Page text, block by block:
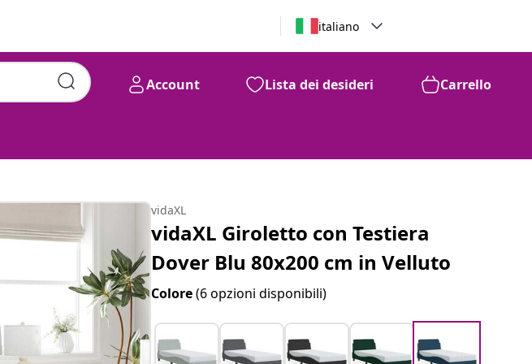
italiano
Account Lista dei desideri Carrello
vidaXL
vidaXL Giroletto con Testiera
Dover Blu 80x200 cm in Velluto
Colore(6 opzioni disponibili)